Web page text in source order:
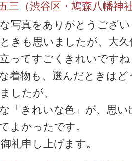
三（渋谷区・鳩森八幡神
写真をありがとうござ
きも思いましたが、大久
ってすごくきれいですね
着物も、選んだときはど
したが、
「きれいな色」が、思い
よかったです。
礼申し上げます。